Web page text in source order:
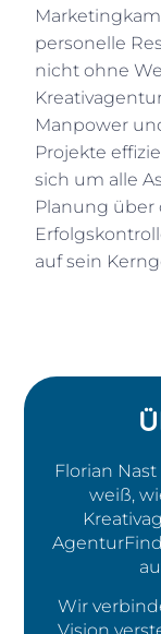
personelle
nicht ohne
Manpower
Projekte
sich um alle
Planung über
auf sein
Florian
weiß,
Wir